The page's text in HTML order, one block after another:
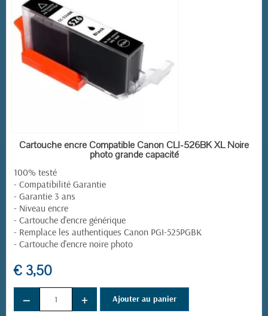
EN STOCK
Cartouche encre Compatible Canon CLI-526BK XL Noire
photo grande capacité
100% testé
- Compatibilité Garantie
- Garantie 3 ans
- Niveau encre
- Cartouche d'encre générique
- Remplace les authentiques Canon PGI-525PGBK
- Cartouche d'encre noire photo
€ 3,50
− + Ajouter au panier